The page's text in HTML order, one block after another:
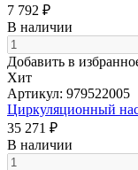
7 792 ₽
В наличии
Добавить в
Хит
Артикул: 979522005
Циркуляционный
35 271 ₽
В наличии